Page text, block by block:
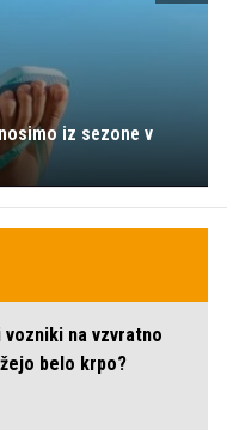
iz sezone v
na vzvratno
belo krpo?